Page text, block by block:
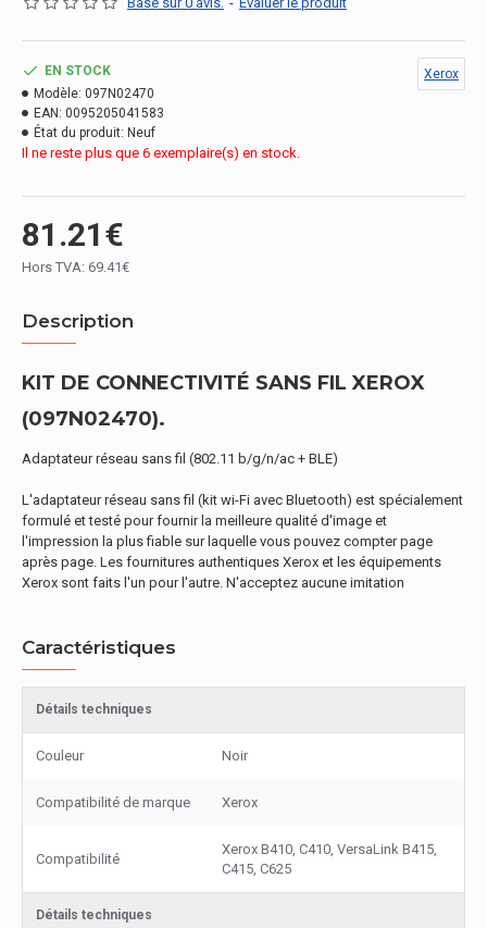
81.21€
Hors TVA: 69.41€
EN STOCK
Modèle: 097N02470
EAN: 0095205041583
État du produit: Neuf
Xerox
Il ne reste plus que 6 exemplaire(s) en stock.
Description
KIT DE CONNECTIVITÉ SANS FIL XEROX
(097N02470).
Adaptateur réseau sans fil (802.11 b/g/n/ac + BLE)
L'adaptateur réseau sans fil (kit wi-Fi avec Bluetooth) est spécialement
formulé et testé pour fournir la meilleure qualité d'image et
l'impression la plus fiable sur laquelle vous pouvez compter page
après page. Les fournitures authentiques Xerox et les équipements
Xerox sont faits l'un pour l'autre. N'acceptez aucune imitation
Caractéristiques
Détails techniques
Couleur Noir
Compatibilité de marque Xerox
Compatibilité
Xerox B410, C410, VersaLink B415,
C415, C625
Détails techniques